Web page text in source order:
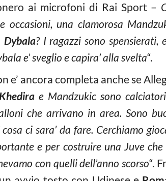
ai microfoni di Rai Sport –
occasioni, una clamorosa
Dybala? I ragazzi sono spensierati,
e’ sveglio e capira’ alla svelta“.
e’ ancora completa anche se
Khedirae Mandzukic sono
che arrivano in area. Sono
cosa ci sara’ da fare. Cerchiamo
e per costruire una Juve
con quelli dell’anno scorso“.